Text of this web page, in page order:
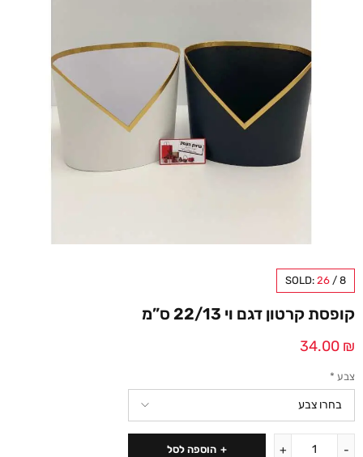
SOLD: 26 / 8
קופסת קרטון דגם וי 22/13 ס”מ
34.00 ₪
צבע *
הוספה לסל